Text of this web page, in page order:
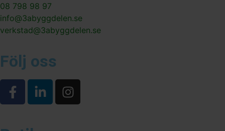
08 798 98 97
info@3abyggdelen.se
verkstad@3abyggdelen.se
Följ oss